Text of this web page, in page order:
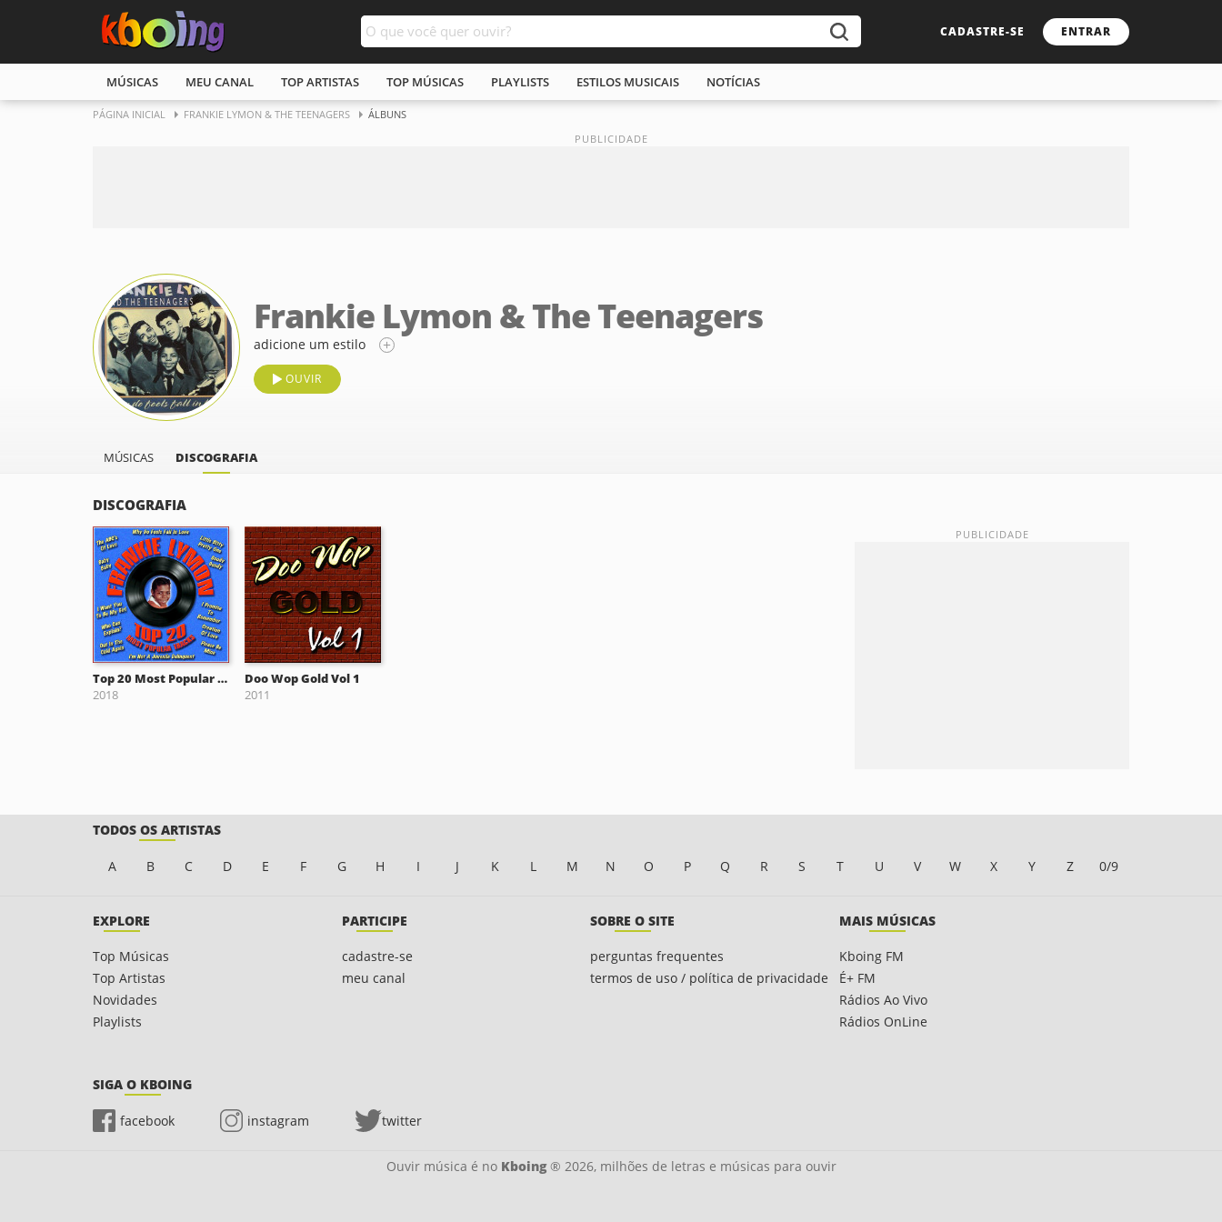
CADASTRE-SE ENTRAR
MÚSICAS MEU CANAL TOP ARTISTAS TOP MÚSICAS PLAYLISTS ESTILOS MUSICAIS NOTÍCIAS
PÁGINA INICIAL FRANKIE LYMON & THE TEENAGERS ÁLBUNS
Frankie Lymon & The Teenagers
adicione um estilo
OUVIR
MÚSICAS DISCOGRAFIA
DISCOGRAFIA
Top 20 Most Popular Tracks
2018
Doo Wop Gold Vol 1
2011
TODOS OS ARTISTAS
A B C D E F G H I J K L M N O P Q R S T U V W X Y Z 0/9
EXPLORE
Top Músicas
Top Artistas
Novidades
Playlists
PARTICIPE
cadastre-se
meu canal
SOBRE O SITE
perguntas frequentes
termos de uso / política de privacidade
MAIS MÚSICAS
Kboing FM
É+ FM
Rádios Ao Vivo
Rádios OnLine
SIGA O KBOING
facebook instagram twitter
Ouvir música é no Kboing® 2026, milhões de letras e músicas para ouvir